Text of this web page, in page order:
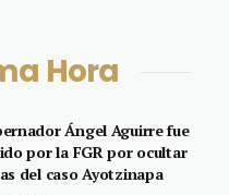
Hora
Ángel Aguirre fue
por la FGR por ocultar
del caso Ayotzinapa